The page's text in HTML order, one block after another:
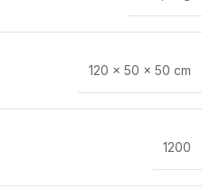
120 × 50 × 50 cm
1200